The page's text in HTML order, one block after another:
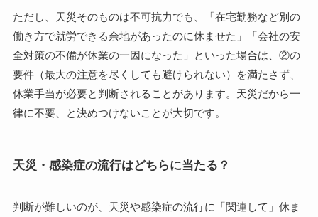
ただし、天災そのものは不可抗力でも、「在宅勤務など別の
働き方で就労できる余地があったのに休ませた」「会社の安
全対策の不備が休業の一因になった」といった場合は、②の
要件（最大の注意を尽くしても避けられない）を満たさず、
休業手当が必要と判断されることがあります。天災だから一
律に不要、と決めつけないことが大切です。
天災・感染症の流行はどちらに当たる？
判断が難しいのが、天災や感染症の流行に「関連して」休ま